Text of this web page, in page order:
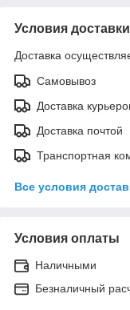
Условия доставки
Доставка
Самовывоз
Доставка
Доставка почтой
Транспортная
Все условия
Условия оплаты
Наличными
Безналичный